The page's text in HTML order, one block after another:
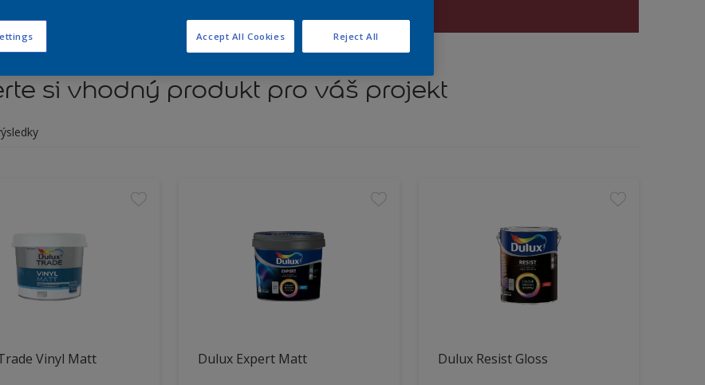
si vhodný produkt pro váš projekt
Vinyl Matt Dulux Expert Matt Dulux Resist Gloss
Reject All
Accept All Cookies